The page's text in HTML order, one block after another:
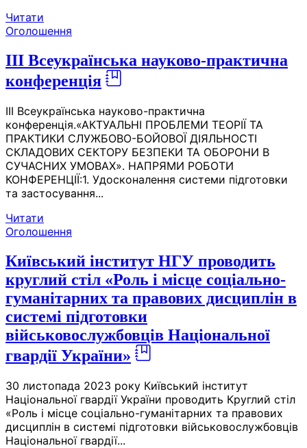
Читати
Оголошення
III Всеукраїнська науково-практична
конференція
III Всеукраїнська науково-практична
конференція.«АКТУАЛЬНІ ПРОБЛЕМИ ТЕОРІЇ ТА
ПРАКТИКИ СЛУЖБОВО-БОЙОВОЇ ДІЯЛЬНОСТІ
СКЛАДОВИХ СЕКТОРУ БЕЗПЕКИ ТА ОБОРОНИ В
СУЧАСНИХ УМОВАХ». НАПРЯМИ РОБОТИ
КОНФЕРЕНЦІЇ:1. Удосконалення системи підготовки
та застосування...
Читати
Оголошення
Київський інститут НГУ проводить
круглий стіл «Роль і місце соціально-
гуманітарних та правових дисциплін в
системі підготовки
військовослужбовців Національної
гвардії України»
30 листопада 2023 року Київський інститут
Національної гвардії України проводить Круглий стіл
«Роль і місце соціально-гуманітарних та правових
дисциплін в системі підготовки військовослужбовців
Національної гвардії...